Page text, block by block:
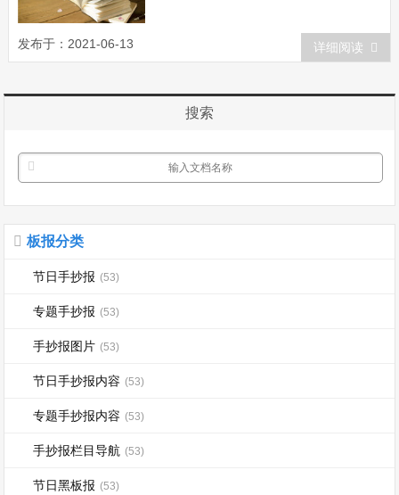
党的社会主义建设总路线和全国人民冲天
干劲的鼓舞，才使我的思想和眼界变得更
涨。由于党的教育，我懂得了这个道理：
一朵...
发布于：2021-06-13 详细阅读
搜索
板报分类
节日手抄报 (53)
专题手抄报 (53)
手抄报图片 (53)
节日手抄报内容 (53)
专题手抄报内容 (53)
手抄报栏目导航 (53)
节日黑板报 (53)